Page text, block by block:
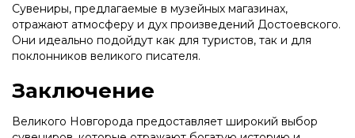
Сувениры, предлагаемые в музейных магазинах,
отражают атмосферу и дух произведений Достоевского.
Они идеально подойдут как для туристов, так и для
поклонников великого писателя.
Заключение
Великого Новгорода предоставляет широкий выбор